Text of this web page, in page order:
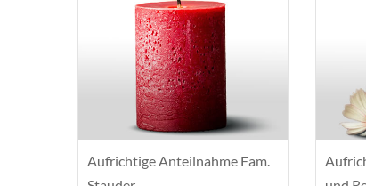
Aufrichtige Anteilnahme Fam.